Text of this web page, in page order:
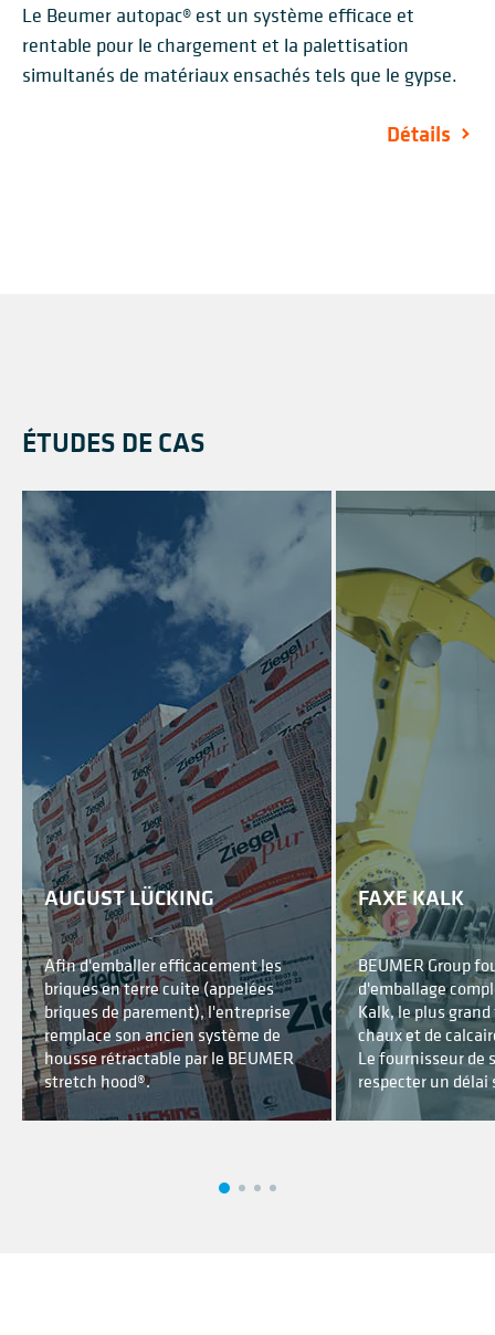
Le Beumer autopac® est un système efficace et
rentable pour le chargement et la palettisation
simultanés de matériaux ensachés tels que le gypse.
Détails
ÉTUDES DE CAS
AUGUST LÜCKING
Afin d'emballer efficacement les
briques en terre cuite (appelées
briques de parement), l'entreprise
remplace son ancien système de
housse rétractable par le BEUMER
stretch hood®.
FAXE KALK
BEUMER Group
d'emballage
Kalk, le plus
chaux et de
Le fournisseur de
respecter un délai